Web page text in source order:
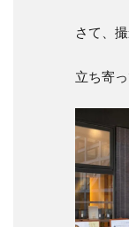
さて、
立ち寄